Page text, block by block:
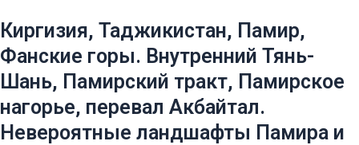
Киргизия, Таджикистан, Памир,
Фанские горы. Внутренний Тянь-
Шань, Памирский тракт, Памирское
нагорье, перевал Акбайтал.
Невероятные ландшафты Памира и